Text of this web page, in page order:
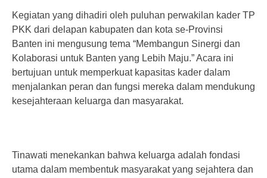
Kegiatan yang dihadiri oleh puluhan perwakilan kader TP
PKK dari delapan kabupaten dan kota se-Provinsi
Banten ini mengusung tema “Membangun Sinergi dan
Kolaborasi untuk Banten yang Lebih Maju.” Acara ini
bertujuan untuk memperkuat kapasitas kader dalam
menjalankan peran dan fungsi mereka dalam mendukung
kesejahteraan keluarga dan masyarakat.
Tinawati menekankan bahwa keluarga adalah fondasi
utama dalam membentuk masyarakat yang sejahtera dan